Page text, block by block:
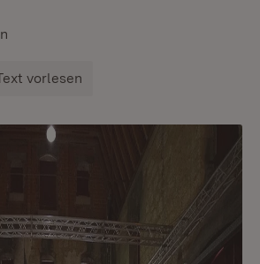
vorlesen